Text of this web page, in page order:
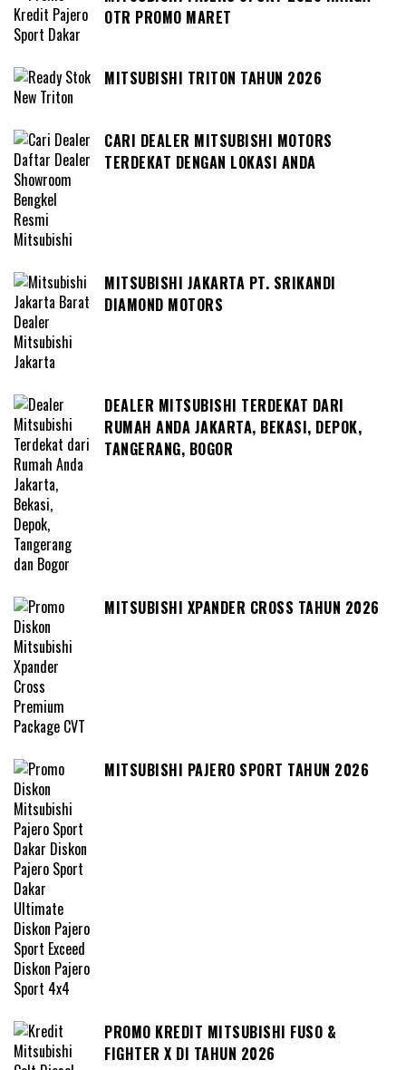
OTR PROMO MARET
MITSUBISHI TRITON TAHUN 2026
CARI DEALER MITSUBISHI MOTORS
TERDEKAT DENGAN LOKASI ANDA
MITSUBISHI JAKARTA PT. SRIKANDI
DIAMOND MOTORS
DEALER MITSUBISHI TERDEKAT DARI
RUMAH ANDA JAKARTA, BEKASI, DEPOK,
TANGERANG, BOGOR
MITSUBISHI XPANDER CROSS TAHUN 2026
MITSUBISHI PAJERO SPORT TAHUN 2026
PROMO KREDIT MITSUBISHI FUSO &
FIGHTER X DI TAHUN 2026